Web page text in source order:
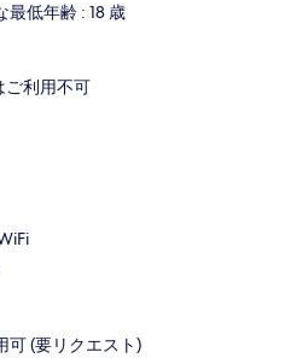
最低年齢 : 18 歳
ご利用不可
可 (要リクエスト)